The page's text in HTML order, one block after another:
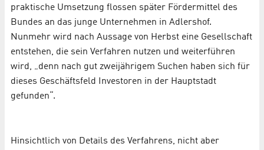
praktische Umsetzung flossen später Fördermittel des
Bundes an das junge Unternehmen in Adlershof.
Nunmehr wird nach Aussage von Herbst eine Gesellschaft
entstehen, die sein Verfahren nutzen und weiterführen
wird, „denn nach gut zweijährigem Suchen haben sich für
dieses Geschäftsfeld Investoren in der Hauptstadt
gefunden“.
Hinsichtlich von Details des Verfahrens, nicht aber